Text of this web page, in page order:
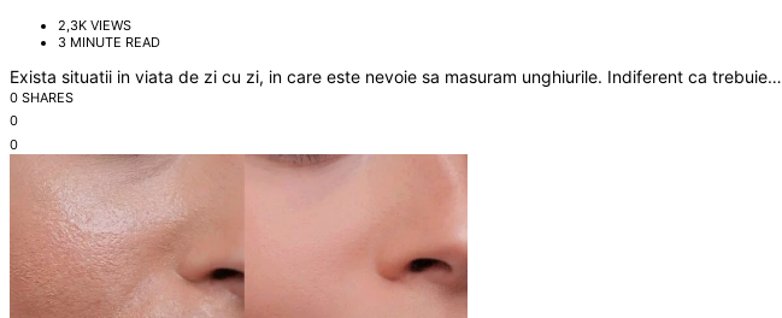
2,3K VIEWS
3 MINUTE READ
Exista situatii in viata de zi cu zi, in care este nevoie sa masuram unghiurile. Indiferent ca trebuie…
0 SHARES
0
0